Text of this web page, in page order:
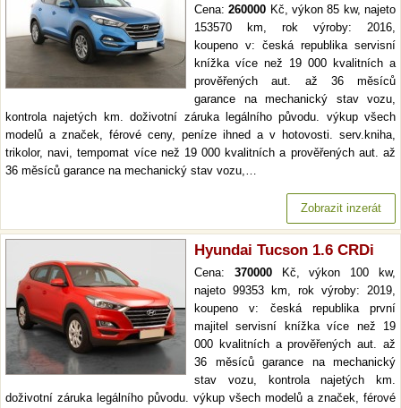
Cena:260000 Kč, výkon 85 kw, najeto
153570 km, rok výroby: 2016,
koupeno v: česká republika servisní
knížka více než 19 000 kvalitních a
prověřených aut. až 36 měsíců
garance na mechanický stav vozu,
kontrola najetých km. doživotní záruka legálního původu. výkup všech
modelů a značek, férové ceny, peníze ihned a v hotovosti. serv.kniha,
trikolor, navi, tempomat více než 19 000 kvalitních a prověřených aut. až
36 měsíců garance na mechanický stav vozu,…
Zobrazit inzerát
Hyundai Tucson 1.6 CRDi
Cena: 370000Kč, výkon 100 kw,
najeto 99353 km, rok výroby: 2019,
koupeno v: česká republika první
majitel servisní knížka více než 19
000 kvalitních a prověřených aut. až
36 měsíců garance na mechanický
stav vozu, kontrola najetých km.
doživotní záruka legálního původu. výkup všech modelů a značek, férové